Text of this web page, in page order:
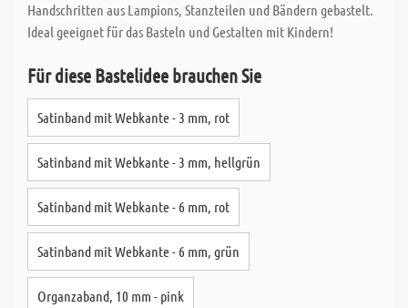
Handschritten aus Lampions, Stanzteilen und Bändern gebastelt.
Ideal geeignet für das Basteln und Gestalten mit Kindern!
Für diese Bastelidee brauchen Sie
Satinband mit Webkante - 3 mm, rot
Satinband mit Webkante - 3 mm, hellgrün
Satinband mit Webkante - 6 mm, rot
Satinband mit Webkante - 6 mm, grün
Organzaband, 10 mm - pink